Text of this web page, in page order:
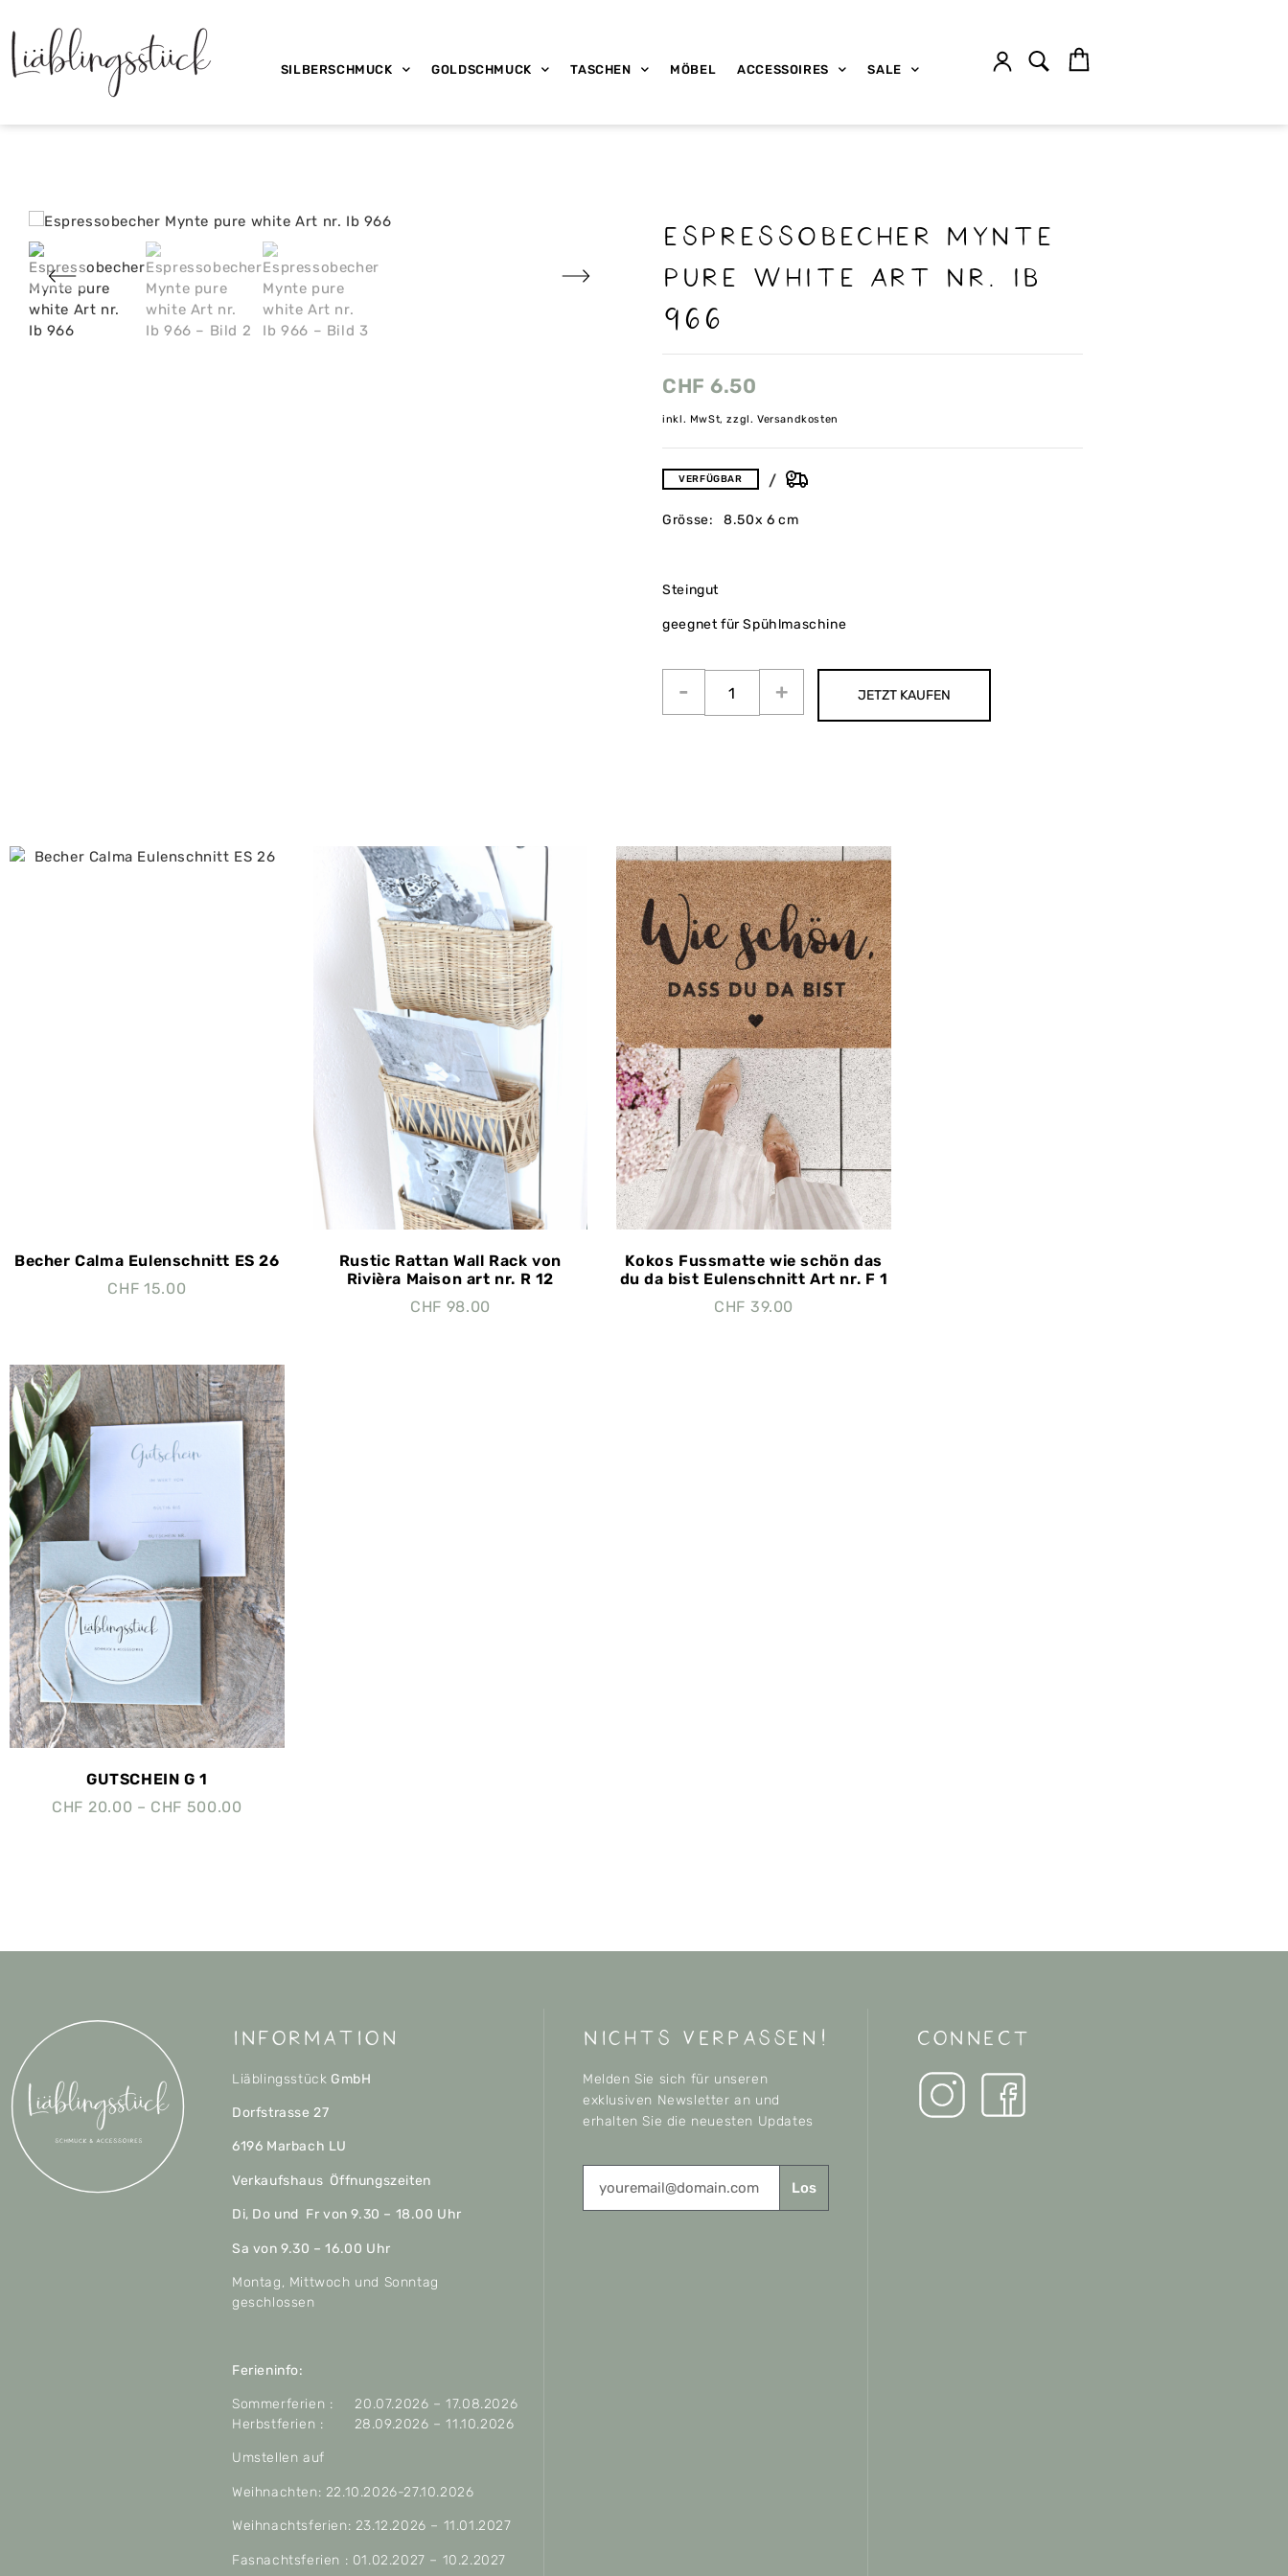
SILBERSCHMUCK GOLDSCHMUCK TASCHEN MÖBEL ACCESSOIRES SALE
Espressobecher Mynte
pure white Art nr. Ib
966
CHF 6.50
inkl. MwSt, zzgl. Versandkosten
VERFÜGBAR
Grösse: 8.50x 6 cm
Steingut
geegnet für Spühlmaschine
JETZT KAUFEN
Becher Calma Eulenschnitt ES 26
CHF 15.00
Rustic Rattan Wall Rack von
Rivièra Maison art nr. R 12
CHF 98.00
Kokos Fussmatte wie schön das
du da bist Eulenschnitt Art nr. F 1
CHF 39.00
GUTSCHEIN G 1
CHF 20.00 – CHF 500.00
Information
Liäblingsstück GmbH
Dorfstrasse 27
6196 Marbach LU
Verkaufshaus Öffnungszeiten
Di, Do und Fr von 9.30 – 18.00 Uhr
Sa von 9.30 – 16.00 Uhr
Montag, Mittwoch und Sonntag
geschlossen
Ferieninfo:
Sommerferien : 20.07.2026 – 17.08.2026
Herbstferien : 28.09.2026 – 11.10.2026
Umstellen auf
Weihnachten: 22.10.2026-27.10.2026
Weihnachtsferien: 23.12.2026 – 11.01.2027
Fasnachtsferien : 01.02.2027 – 10.2.2027
nichts verpassen!
Melden Sie sich für unseren
exklusiven Newsletter an und
erhalten Sie die neuesten Updates
Los
CONNECT